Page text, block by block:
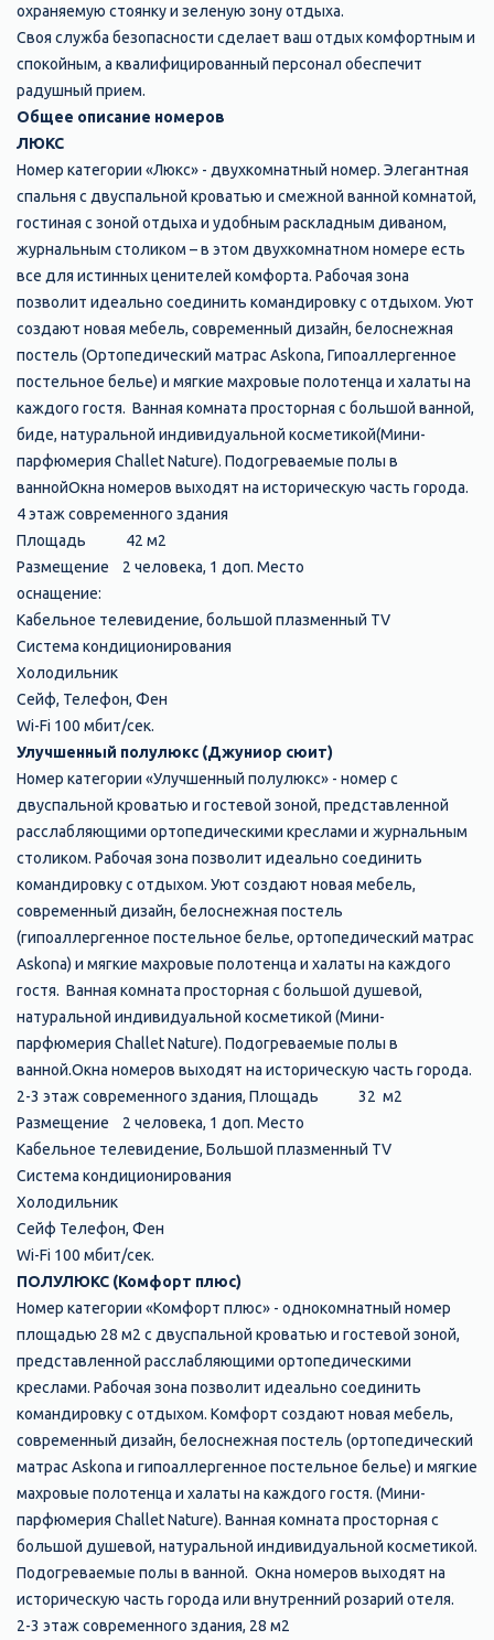
охраняемую стоянку и зеленую зону отдыха.
Своя служба безопасности сделает ваш отдых комфортным и
спокойным, а квалифицированный персонал обеспечит
радушный прием.
Общее описание номеров
ЛЮКС
Номер категории «Люкс» - двухкомнатный номер. Элегантная
спальня с двуспальной кроватью и смежной ванной комнатой,
гостиная с зоной отдыха и удобным раскладным диваном,
журнальным столиком – в этом двухкомнатном номере есть
все для истинных ценителей комфорта. Рабочая зона
позволит идеально соединить командировку с отдыхом. Уют
создают новая мебель, современный дизайн, белоснежная
постель (Ортопедический матрас Askona, Гипоаллергенное
постельное белье) и мягкие махровые полотенца и халаты на
каждого гостя. Ванная комната просторная с большой ванной,
биде, натуральной индивидуальной косметикой(Мини-
парфюмерия Challet Nature). Подогреваемые полы в
ваннойОкна номеров выходят на историческую часть города.
4 этаж современного здания
Площадь 42 м2
Размещение 2 человека, 1 доп. Место
оснащение:
Кабельное телевидение, большой плазменный TV
Система кондиционирования
Холодильник
Сейф, Телефон, Фен
Wi-Fi 100 мбит/сек.
Улучшенный полулюкс (Джуниор сюит)
Номер категории «Улучшенный полулюкс» - номер с
двуспальной кроватью и гостевой зоной, представленной
расслабляющими ортопедическими креслами и журнальным
столиком. Рабочая зона позволит идеально соединить
командировку с отдыхом. Уют создают новая мебель,
современный дизайн, белоснежная постель
(гипоаллергенное постельное белье, ортопедический матрас
Askona) и мягкие махровые полотенца и халаты на каждого
гостя. Ванная комната просторная с большой душевой,
натуральной индивидуальной косметикой (Мини-
парфюмерия Challet Nature). Подогреваемые полы в
ванной.Окна номеров выходят на историческую часть города.
2-3 этаж современного здания, Площадь 32 м2
Размещение 2 человека, 1 доп. Место
Кабельное телевидение, Большой плазменный TV
Система кондиционирования
Холодильник
Сейф Телефон, Фен
Wi-Fi 100 мбит/сек.
ПОЛУЛЮКС (Комфорт плюс)
Номер категории «Комфорт плюс» - однокомнатный номер
площадью 28 м2 с двуспальной кроватью и гостевой зоной,
представленной расслабляющими ортопедическими
креслами. Рабочая зона позволит идеально соединить
командировку с отдыхом. Комфорт создают новая мебель,
современный дизайн, белоснежная постель (ортопедический
матрас Askona и гипоаллергенное постельное белье) и мягкие
махровые полотенца и халаты на каждого гостя. (Мини-
парфюмерия Challet Nature). Ванная комната просторная с
большой душевой, натуральной индивидуальной косметикой.
Подогреваемые полы в ванной. Окна номеров выходят на
историческую часть города или внутренний розарий отеля.
2-3 этаж современного здания, 28 м2